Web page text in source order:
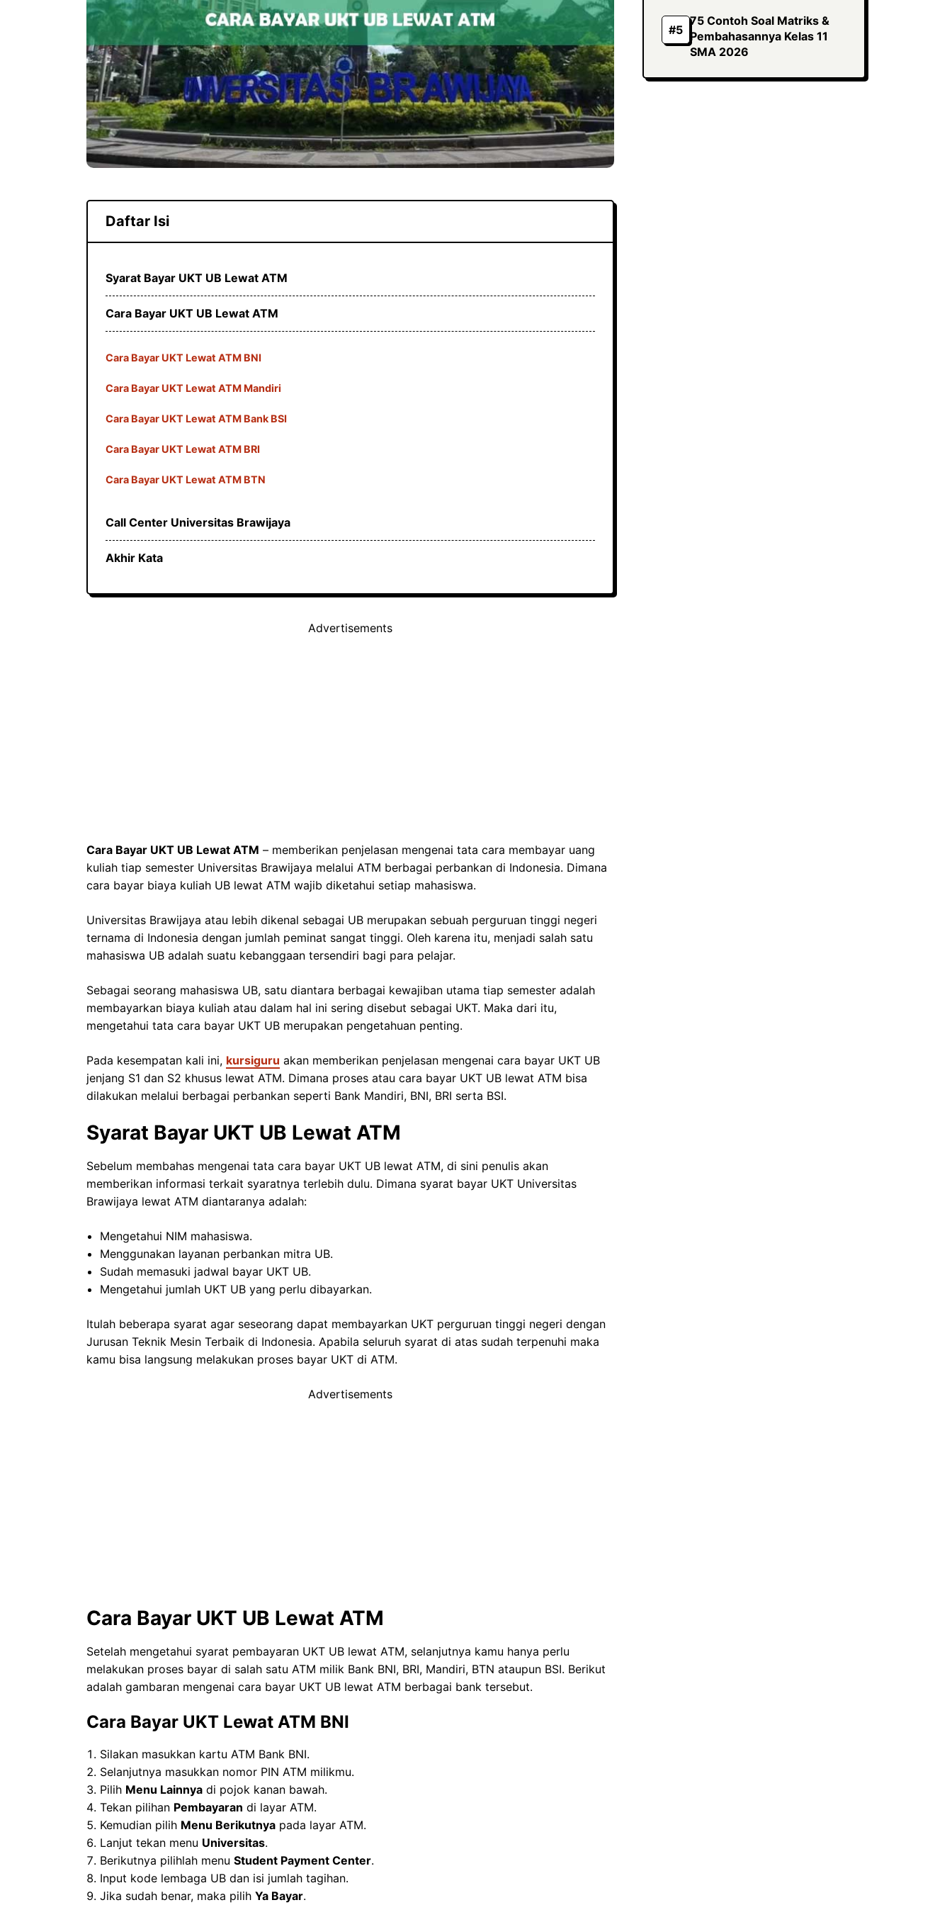
Daftar Isi
Syarat Bayar UKT UB Lewat ATM
Cara Bayar UKT UB Lewat ATM
Cara Bayar UKT Lewat ATM BNI
Cara Bayar UKT Lewat ATM Mandiri
Cara Bayar UKT Lewat ATM Bank BSI
Cara Bayar UKT Lewat ATM BRI
Cara Bayar UKT Lewat ATM BTN
Call Center Universitas Brawijaya
Akhir Kata
Advertisements
Cara Bayar UKT UB Lewat ATM – memberikan penjelasan mengenai tata cara membayar uang
kuliah tiap semester Universitas Brawijaya melalui ATM berbagai perbankan di Indonesia. Dimana
cara bayar biaya kuliah UB lewat ATM wajib diketahui setiap mahasiswa.
Universitas Brawijaya atau lebih dikenal sebagai UB merupakan sebuah perguruan tinggi negeri
ternama di Indonesia dengan jumlah peminat sangat tinggi. Oleh karena itu, menjadi salah satu
mahasiswa UB adalah suatu kebanggaan tersendiri bagi para pelajar.
Sebagai seorang mahasiswa UB, satu diantara berbagai kewajiban utama tiap semester adalah
membayarkan biaya kuliah atau dalam hal ini sering disebut sebagai UKT. Maka dari itu,
mengetahui tata cara bayar UKT UB merupakan pengetahuan penting.
Pada kesempatan kali ini, kursiguru akan memberikan penjelasan mengenai cara bayar UKT UB
jenjang S1 dan S2 khusus lewat ATM. Dimana proses atau cara bayar UKT UB lewat ATM bisa
dilakukan melalui berbagai perbankan seperti Bank Mandiri, BNI, BRI serta BSI.
Syarat Bayar UKT UB Lewat ATM
Sebelum membahas mengenai tata cara bayar UKT UB lewat ATM, di sini penulis akan
memberikan informasi terkait syaratnya terlebih dulu. Dimana syarat bayar UKT Universitas
Brawijaya lewat ATM diantaranya adalah:
Mengetahui NIM mahasiswa.
Menggunakan layanan perbankan mitra UB.
Sudah memasuki jadwal bayar UKT UB.
Mengetahui jumlah UKT UB yang perlu dibayarkan.
Itulah beberapa syarat agar seseorang dapat membayarkan UKT perguruan tinggi negeri dengan
Jurusan Teknik Mesin Terbaik di Indonesia. Apabila seluruh syarat di atas sudah terpenuhi maka
kamu bisa langsung melakukan proses bayar UKT di ATM.
Advertisements
Cara Bayar UKT UB Lewat ATM
Setelah mengetahui syarat pembayaran UKT UB lewat ATM, selanjutnya kamu hanya perlu
melakukan proses bayar di salah satu ATM milik Bank BNI, BRI, Mandiri, BTN ataupun BSI. Berikut
adalah gambaran mengenai cara bayar UKT UB lewat ATM berbagai bank tersebut.
Cara Bayar UKT Lewat ATM BNI
Silakan masukkan kartu ATM Bank BNI.
Selanjutnya masukkan nomor PIN ATM milikmu.
Pilih Menu Lainnya di pojok kanan bawah.
Tekan pilihan Pembayaran di layar ATM.
Kemudian pilih Menu Berikutnya pada layar ATM.
Lanjut tekan menu Universitas.
Berikutnya pilihlah menuStudent Payment Center.
Input kode lembaga UB dan isi jumlah tagihan.
Jika sudah benar, maka pilihYa Bayar.
75 Contoh Soal Matriks &
Pembahasannya Kelas 11
SMA 2026